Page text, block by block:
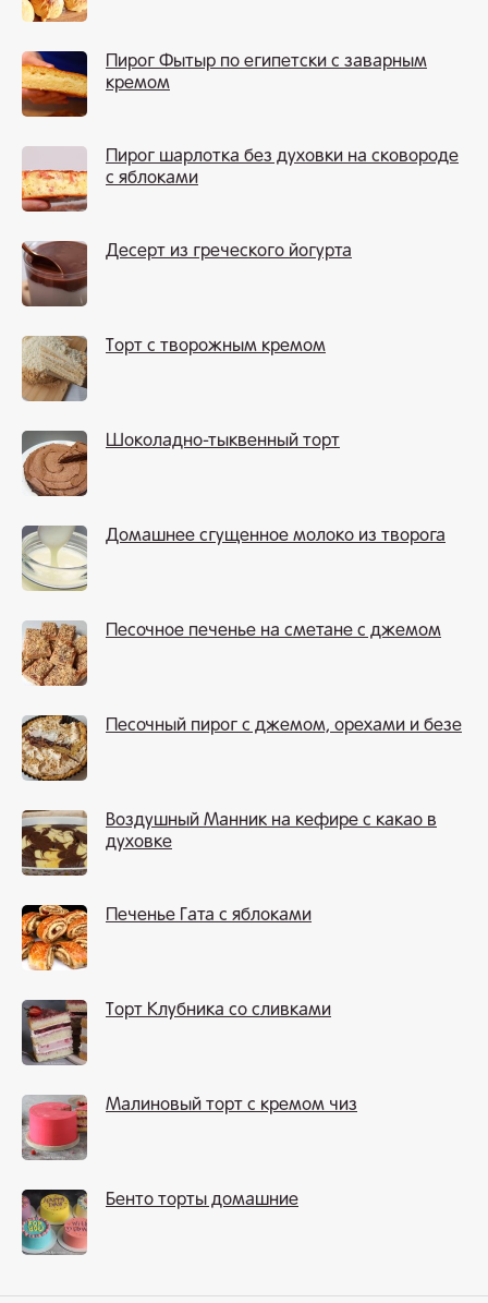
Пирог Фытыр по египетски с заварным
кремом
Пирог шарлотка без духовки на сковороде
с яблоками
Десерт из греческого йогурта
Торт с творожным кремом
Шоколадно-тыквенный торт
Домашнее сгущенное молоко из творога
Песочное печенье на сметане с джемом
Песочный пирог с джемом, орехами и безе
Воздушный Манник на кефире с какао в
духовке
Печенье Гата с яблоками
Торт Клубника со сливками
Малиновый торт с кремом чиз
Бенто торты домашние